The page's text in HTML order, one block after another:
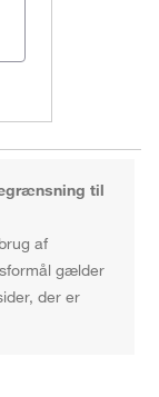
til
af
gælder
der er